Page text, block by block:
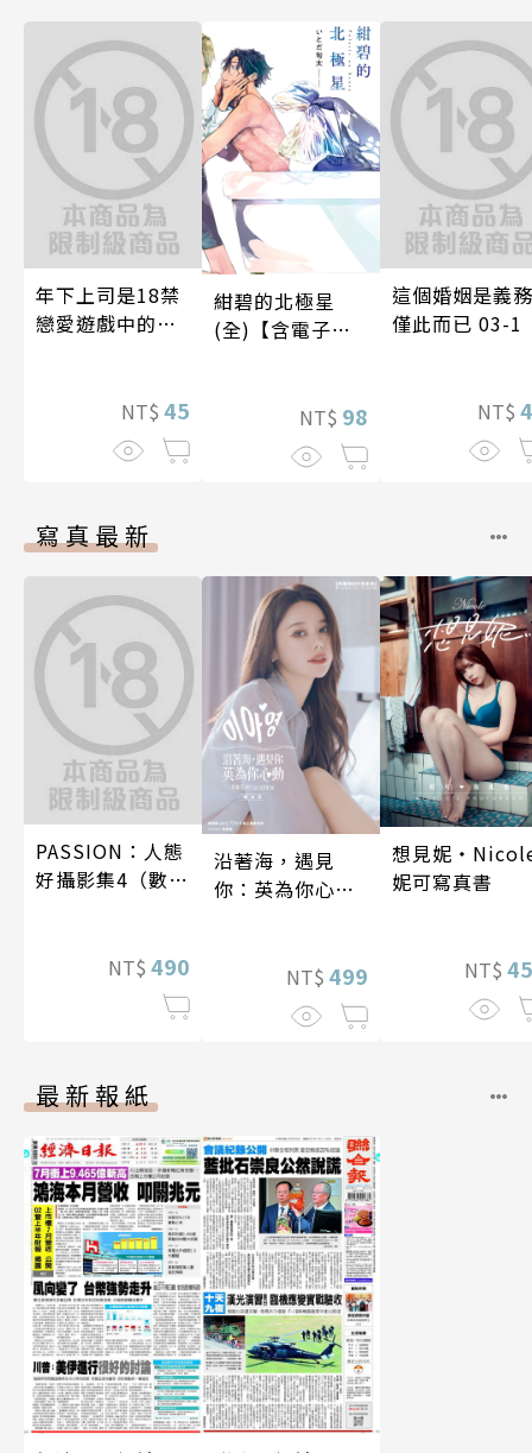
年下上司是18禁
戀愛遊戲中的我
NT$ 45
紺碧的北極星
(全)【含電子限
NT$ 98
這個婚姻是義務
僅此而已 03-1
NT$
寫真最新
PASSION：人態
好攝影集4（數位
NT$ 490
沿著海，遇見
你：英為你心動
NT$ 499
想見妮
妮可寫真書
NT$
最新報紙